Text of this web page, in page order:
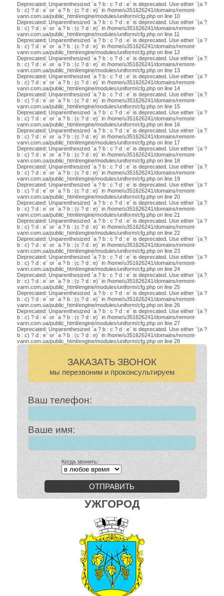
Deprecated: Unparenthesized `a ? b : c ? d : e` is deprecated. Use either `(a ?
b : c) ? d : e` or `a ? b : (c ? d : e)` in /home/u351626241/domains/remont-
vann.com.ua/public_html/engine/modules/uniform/cfg.php on line 10
Deprecated: Unparenthesized `a ? b : c ? d : e` is deprecated. Use either `(a ?
b : c) ? d : e` or `a ? b : (c ? d : e)` in /home/u351626241/domains/remont-
vann.com.ua/public_html/engine/modules/uniform/cfg.php on line 11
Deprecated: Unparenthesized `a ? b : c ? d : e` is deprecated. Use either `(a ?
b : c) ? d : e` or `a ? b : (c ? d : e)` in /home/u351626241/domains/remont-
vann.com.ua/public_html/engine/modules/uniform/cfg.php on line 12
Deprecated: Unparenthesized `a ? b : c ? d : e` is deprecated. Use either `(a ?
b : c) ? d : e` or `a ? b : (c ? d : e)` in /home/u351626241/domains/remont-
vann.com.ua/public_html/engine/modules/uniform/cfg.php on line 13
Deprecated: Unparenthesized `a ? b : c ? d : e` is deprecated. Use either `(a ?
b : c) ? d : e` or `a ? b : (c ? d : e)` in /home/u351626241/domains/remont-
vann.com.ua/public_html/engine/modules/uniform/cfg.php on line 14
Deprecated: Unparenthesized `a ? b : c ? d : e` is deprecated. Use either `(a ?
b : c) ? d : e` or `a ? b : (c ? d : e)` in /home/u351626241/domains/remont-
vann.com.ua/public_html/engine/modules/uniform/cfg.php on line 15
Deprecated: Unparenthesized `a ? b : c ? d : e` is deprecated. Use either `(a ?
b : c) ? d : e` or `a ? b : (c ? d : e)` in /home/u351626241/domains/remont-
vann.com.ua/public_html/engine/modules/uniform/cfg.php on line 16
Deprecated: Unparenthesized `a ? b : c ? d : e` is deprecated. Use either `(a ?
b : c) ? d : e` or `a ? b : (c ? d : e)` in /home/u351626241/domains/remont-
vann.com.ua/public_html/engine/modules/uniform/cfg.php on line 17
Deprecated: Unparenthesized `a ? b : c ? d : e` is deprecated. Use either `(a ?
b : c) ? d : e` or `a ? b : (c ? d : e)` in /home/u351626241/domains/remont-
vann.com.ua/public_html/engine/modules/uniform/cfg.php on line 18
Deprecated: Unparenthesized `a ? b : c ? d : e` is deprecated. Use either `(a ?
b : c) ? d : e` or `a ? b : (c ? d : e)` in /home/u351626241/domains/remont-
vann.com.ua/public_html/engine/modules/uniform/cfg.php on line 19
Deprecated: Unparenthesized `a ? b : c ? d : e` is deprecated. Use either `(a ?
b : c) ? d : e` or `a ? b : (c ? d : e)` in /home/u351626241/domains/remont-
vann.com.ua/public_html/engine/modules/uniform/cfg.php on line 20
Deprecated: Unparenthesized `a ? b : c ? d : e` is deprecated. Use either `(a ?
b : c) ? d : e` or `a ? b : (c ? d : e)` in /home/u351626241/domains/remont-
vann.com.ua/public_html/engine/modules/uniform/cfg.php on line 21
Deprecated: Unparenthesized `a ? b : c ? d : e` is deprecated. Use either `(a ?
b : c) ? d : e` or `a ? b : (c ? d : e)` in /home/u351626241/domains/remont-
vann.com.ua/public_html/engine/modules/uniform/cfg.php on line 22
Deprecated: Unparenthesized `a ? b : c ? d : e` is deprecated. Use either `(a ?
b : c) ? d : e` or `a ? b : (c ? d : e)` in /home/u351626241/domains/remont-
vann.com.ua/public_html/engine/modules/uniform/cfg.php on line 23
Deprecated: Unparenthesized `a ? b : c ? d : e` is deprecated. Use either `(a ?
b : c) ? d : e` or `a ? b : (c ? d : e)` in /home/u351626241/domains/remont-
vann.com.ua/public_html/engine/modules/uniform/cfg.php on line 24
Deprecated: Unparenthesized `a ? b : c ? d : e` is deprecated. Use either `(a ?
b : c) ? d : e` or `a ? b : (c ? d : e)` in /home/u351626241/domains/remont-
vann.com.ua/public_html/engine/modules/uniform/cfg.php on line 25
Deprecated: Unparenthesized `a ? b : c ? d : e` is deprecated. Use either `(a ?
b : c) ? d : e` or `a ? b : (c ? d : e)` in /home/u351626241/domains/remont-
vann.com.ua/public_html/engine/modules/uniform/cfg.php on line 26
Deprecated: Unparenthesized `a ? b : c ? d : e` is deprecated. Use either `(a ?
b : c) ? d : e` or `a ? b : (c ? d : e)` in /home/u351626241/domains/remont-
vann.com.ua/public_html/engine/modules/uniform/cfg.php on line 27
Deprecated: Unparenthesized `a ? b : c ? d : e` is deprecated. Use either `(a ?
b : c) ? d : e` or `a ? b : (c ? d : e)` in /home/u351626241/domains/remont-
vann.com.ua/public_html/engine/modules/uniform/cfg.php on line 28
ЗАКАЗАТЬ ЗВОНОК
мы перезвоним и проконсультируем
Ваш телефон:
Ваше имя:
Когда звонить:
ОТПРАВИТЬ
УЖГОРОД